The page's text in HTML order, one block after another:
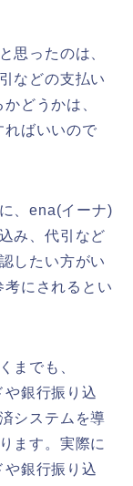
思ったのは、
などの支払い
どうかは、
ればいいので
、ena(イーナ)
み、代引など
したい方がい
にされるとい
までも、
銀行振り込
システムを導
ます。実際に
銀行振り込